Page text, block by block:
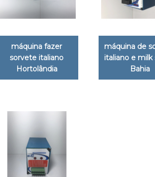
máquina fazer
sorvete italiano
Hortolândia
máquina de
italiano e milk
Bahia